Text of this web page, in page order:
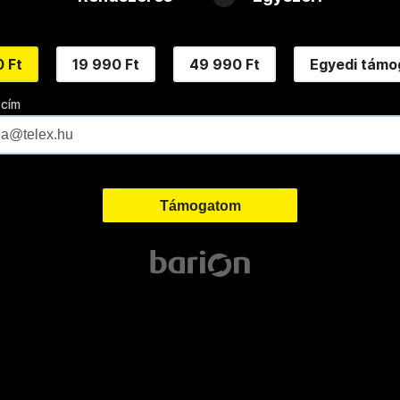
Ft 19 990 Ft 49 990 Ft Egyedi